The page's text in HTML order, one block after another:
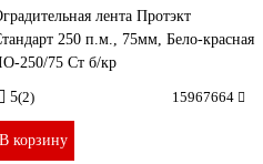
лента Протэкт
250 п.м., 75мм, Бело-красная
250/75 Ст б/кр
5(2) 15967664
В корзину